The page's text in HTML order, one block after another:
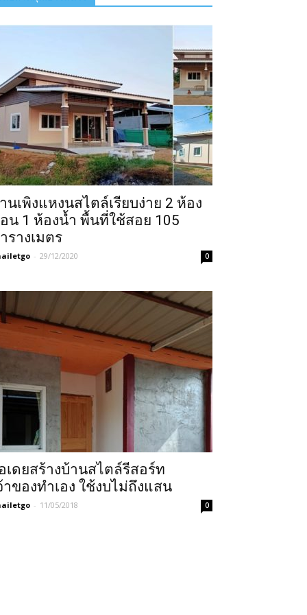
นเพิงแหงนสไตล์เรียบง่าย 2 ห้อง
น 1 ห้องน้ำ พื้นที่ใช้สอย 105
รางเมตร
- 29/12/2020 0
เดยสร้างบ้านสไตล์รีสอร์ท
าของทำเอง ใช้งบไม่ถึงแสน
- 11/05/2018 0